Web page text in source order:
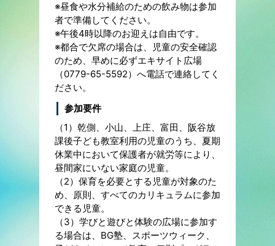
※昼食や水分補給のための飲み物は参加
者で準備してください。
※午後4時以降のお迎えは自由です。
※都合で欠席の場合は、児童の安全確認
のため、早めに必ずエキサイト広場
（0779-65-5592）へ電話で連絡してく
ださい。
参加要件
（1）乾側、小山、上庄、富田、阪谷放
課後子ども教室利用の児童のうち、夏期
休業中において保護者が就労等により、
昼間家にいない家庭の児童。
（2）保育を必要とする児童が対象のた
め、原則、すべてのカリキュラムに参加
できる児童。
（3）学びと遊びと体験の広場に参加す
る場合は、BG塾、スポーツウィーク、